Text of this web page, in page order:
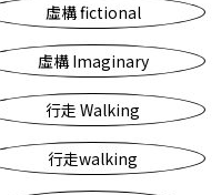
虛構 fictional
虛構 Imaginary
行走 Walking
行走walking